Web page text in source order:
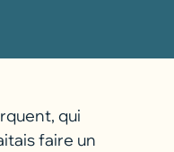
qui
faire un